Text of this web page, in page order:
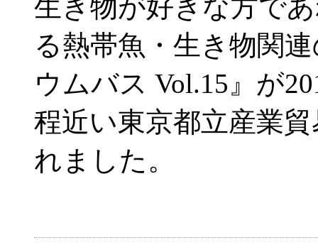
生き物が好きな方で
る熱帯魚・生き物関
ウムバス Vol.15』が
程近い東京都立産業
れました。